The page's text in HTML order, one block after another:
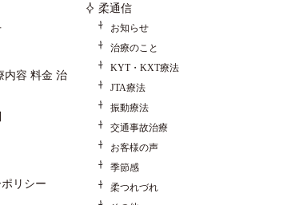
内容 料金 治
リシー
柔通信
お知らせ
治療のこと
KYT・KXT療法
JTA療法
振動療法
交通事故治療
お客様の声
季節感
柔つれづれ